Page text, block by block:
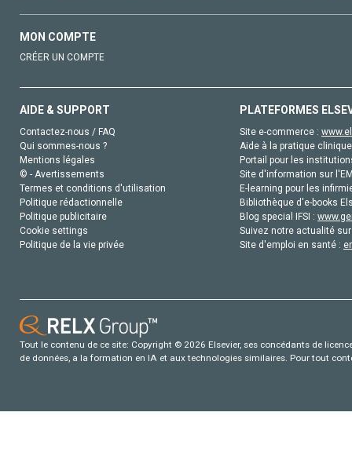
MON COMPTE
CRÉER UN COMPTE
AIDE & SUPPORT
Contactez-nous / FAQ
Qui sommes-nous ?
Mentions légales
© - Avertissements
Termes et conditions d'utilisation
Politique rédactionnelle
Politique publicitaire
Cookie settings
Politique de la vie privée
PLATEFORMES
Site e-commerce :
Aide à la pratique
Portail pour les
Site d'information sur
E-learning pour les
Bibliothèque d'e-books
Blog special IFSI :
Suivez notre actualité
Site d'emploi en santé :
Tout le contenu de ce site: Copyright © 2026 Elsevier, ses concédants de
de données, a la formation en IA et aux technologies similaires. Pour tout